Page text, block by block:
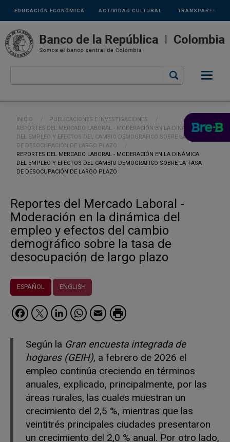
Pasar al contenido principal
Links
secundarios
ACTIVIDAD CULTURAL
EDUCACIÓN ECONÓMICA TRANSPARENCIA
Ruta de navegación
INICIO
PUBLICACIONES E INVESTIGACIONES
REPORTES DEL MERCADO LABORAL - MODERACIÓN EN LA DINÁMICA
DEL EMPLEO Y EFECTOS DEL CAMBIO DEMOGRÁFICO SOBRE LA TASA
DE DESOCUPACIÓN DE LARGO PLAZO
CURRENT:
REPORTES DEL MERCADO LABORAL - MODERACIÓN EN LA DINÁMICA
DEL EMPLEO Y EFECTOS DEL CAMBIO DEMOGRÁFICO SOBRE LA TASA
DE DESOCUPACIÓN DE LARGO PLAZO
Reportes del Mercado Laboral -
Moderación en la dinámica del
empleo y efectos del cambio
demográfico sobre la tasa de
desocupación de largo plazo
ESPAÑOL ENGLISH
Facebook
Twitter
LinkedIn
WhatsApp
Email
Según la Gran encuesta integrada de
hogares (GEIH), a febrero de 2026 el
empleo continúa creciendo en términos
anuales, explicado, principalmente, por las
áreas rurales, las cuales muestran un
crecimiento del 2,5 %, mientras que las
veintitrés principales ciudades presentaron
un crecimiento del 2,0 % anual. Por otro lado,